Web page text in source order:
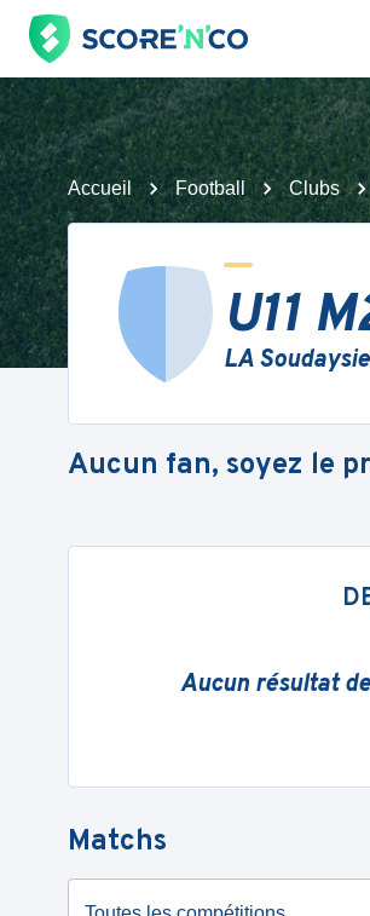
Accueil Football Clubs
U11
LA
Aucun fan, soyez le
Aucun résultat
Matchs